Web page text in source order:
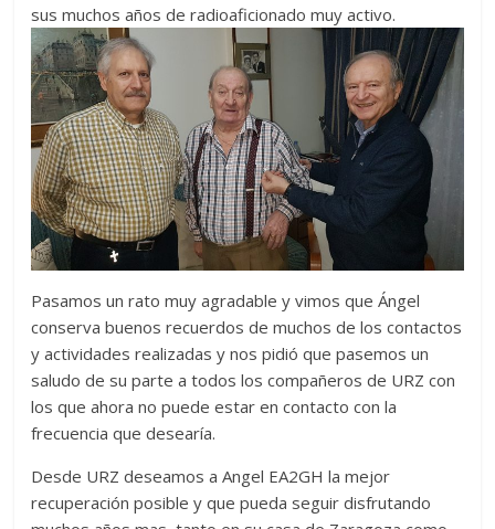
sus muchos años de radioaficionado muy activo.
Pasamos un rato muy agradable y vimos que Ángel
conserva buenos recuerdos de muchos de los contactos
y actividades realizadas y nos pidió que pasemos un
saludo de su parte a todos los compañeros de URZ con
los que ahora no puede estar en contacto con la
frecuencia que desearía.
Desde URZ deseamos a Angel EA2GH la mejor
recuperación posible y que pueda seguir disfrutando